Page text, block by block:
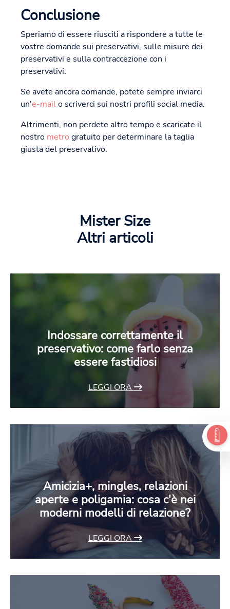
Conclusione
Speriamo di essere riusciti a rispondere a tutte le
vostre domande sui preservativi, sulle misure dei
preservativi e sulla contraccezione con i
preservativi.
Se avete ancora domande, potete sempre inviarci
un'e-mailo scriverci sui nostri profili social media.
Altrimenti, non perdete altro tempo e scaricate il
nostro metro gratuito per determinare la taglia
giusta del preservativo.
Mister Size
Altri articoli
Indossare correttamente il
preservativo: come farlo senza
essere fastidiosi
LEGGI ORA
Amicizia+, mingles, relazioni
aperte e poligamia: cosa c'è nei
moderni modelli di relazione?
LEGGI ORA